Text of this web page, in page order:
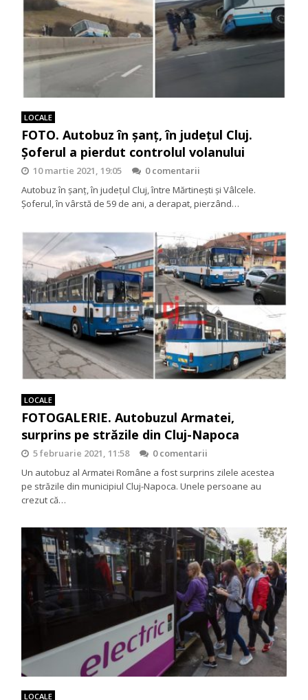
LOCALE
FOTO. Autobuz în șanț, în județul Cluj.
Șoferul a pierdut controlul volanului
10 martie 2021, 19:05
0 comentarii
Autobuz în șanț, în județul Cluj, între Mărtinești și Vâlcele.
Șoferul, în vârstă de 59 de ani, a derapat, pierzând…
LOCALE
FOTOGALERIE. Autobuzul Armatei,
surprins pe străzile din Cluj-Napoca
5 februarie 2021, 11:58
0 comentarii
Un autobuz al Armatei Române a fost surprins zilele acestea
pe străzile din municipiul Cluj-Napoca. Unele persoane au
crezut că…
LOCALE